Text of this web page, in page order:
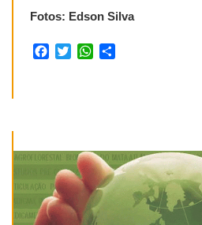
Fotos: Edson Silva
Facebook
TwitterWhatsApp